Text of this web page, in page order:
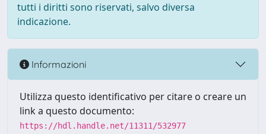
tutti i diritti sono riservati, salvo diversa
indicazione.
Informazioni
Utilizza questo identificativo per citare o creare un
link a questo documento:
https://hdl.handle.net/11311/532977